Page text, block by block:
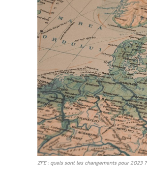
ZFE : quels sont les changements pour 2023 ?